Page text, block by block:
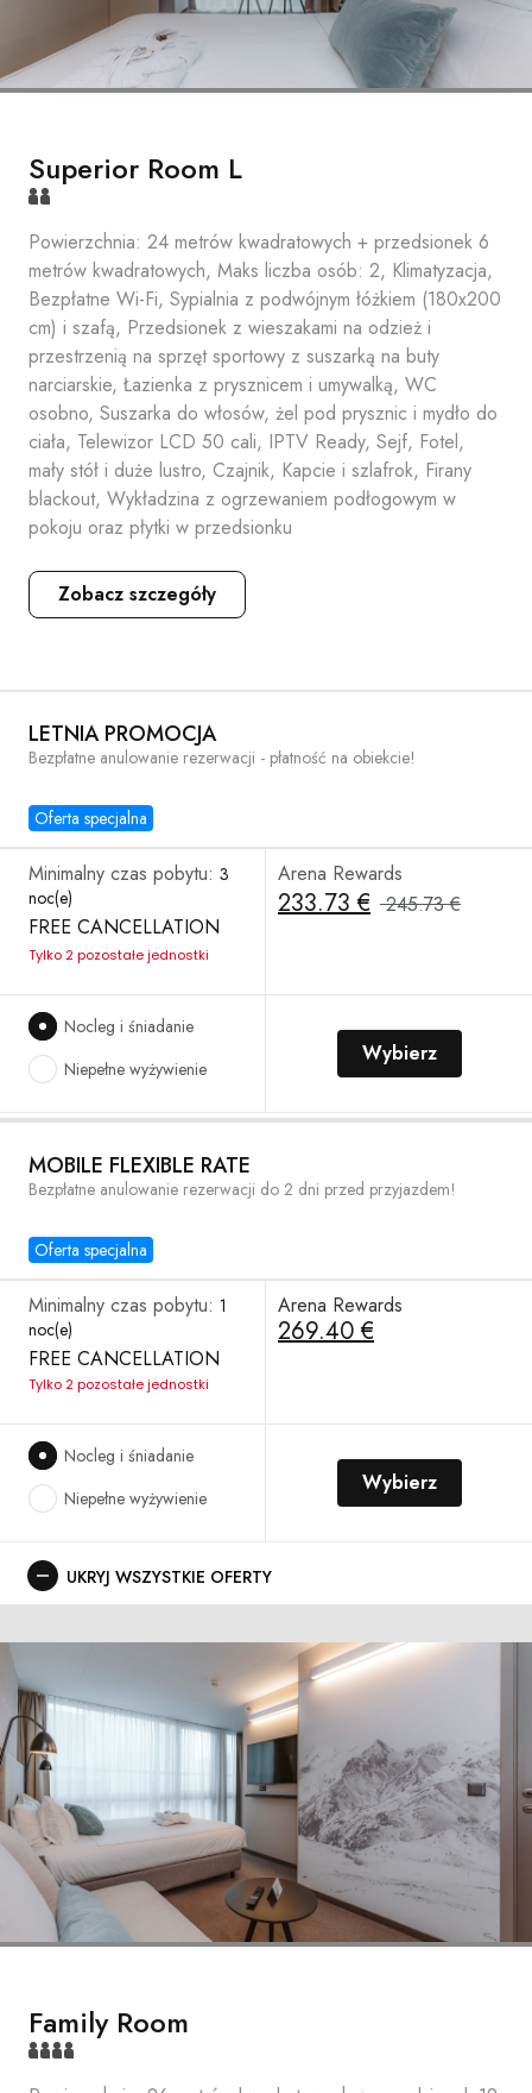
Superior Room L
Powierzchnia: 24 metrów kwadratowych + przedsionek 6
metrów kwadratowych, Maks liczba osób: 2, Klimatyzacja,
Bezpłatne Wi-Fi, Sypialnia z podwójnym łóżkiem (180x200
cm) i szafą, Przedsionek z wieszakami na odzież i
przestrzenią na sprzęt sportowy z suszarką na buty
narciarskie, Łazienka z prysznicem i umywalką, WC
osobno, Suszarka do włosów, żel pod prysznic i mydło do
ciała, Telewizor LCD 50 cali, IPTV Ready, Sejf, Fotel,
mały stół i duże lustro, Czajnik, Kapcie i szlafrok, Firany
blackout, Wykładzina z ogrzewaniem podłogowym w
pokoju oraz płytki w przedsionku
Zobacz szczegóły
LETNIA PROMOCJA
Oferta specjalna
Bezpłatne anulowanie rezerwacji - płatność na obiekcie!
Minimalny czas pobytu: 3
noc(e)
FREE CANCELLATION
Tylko 2 pozostałe jednostki
Arena Rewards
233.73 € 245.73 €
Nocleg i śniadanie
Niepełne wyżywienie
Wybierz
MOBILE FLEXIBLE RATE
Oferta specjalna
Bezpłatne anulowanie rezerwacji do 2 dni przed przyjazdem!
Minimalny czas pobytu: 1
noc(e)
FREE CANCELLATION
Tylko 2 pozostałe jednostki
Arena Rewards
269.40 €
Nocleg i śniadanie
Niepełne wyżywienie
Wybierz
UKRYJ WSZYSTKIE OFERTY
Family Room